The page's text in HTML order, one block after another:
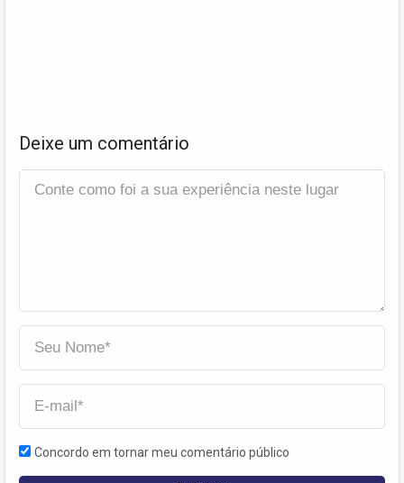
Deixe um comentário
Concordo em tornar meu comentário público